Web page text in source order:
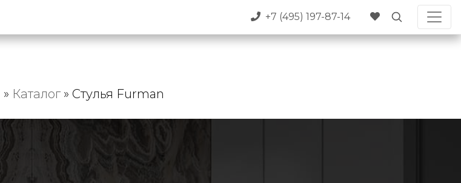
+7 (495) 197-87-14
» Каталог» Стулья Furman